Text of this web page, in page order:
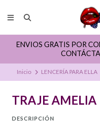
ENVIOS GRATIS POR
Inicio LENCERÍA PARA ELLA
TRAJE AMELIA
DESCRIPCIÓN